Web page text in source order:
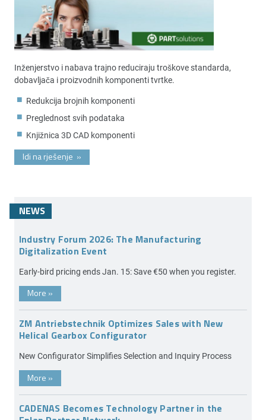
Inženjerstvo i nabava trajno reduciraju troškove standarda,
dobavljača i proizvodnih komponenti tvrtke.
Redukcija brojnih komponenti
Preglednost svih podataka
Knjižnica 3D CAD komponenti
Idi na rješenje »
NEWS
Industry Forum 2026: The Manufacturing
Digitalization Event
Early-bird pricing ends Jan. 15: Save €50 when you register.
More »
ZM Antriebstechnik Optimizes Sales with New
Helical Gearbox Configurator
New Configurator Simplifies Selection and Inquiry Process
More »
CADENAS Becomes Technology Partner in the